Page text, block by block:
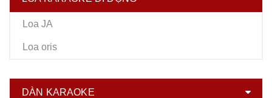
Loa JA
Loa oris
DÀN KARAOKE